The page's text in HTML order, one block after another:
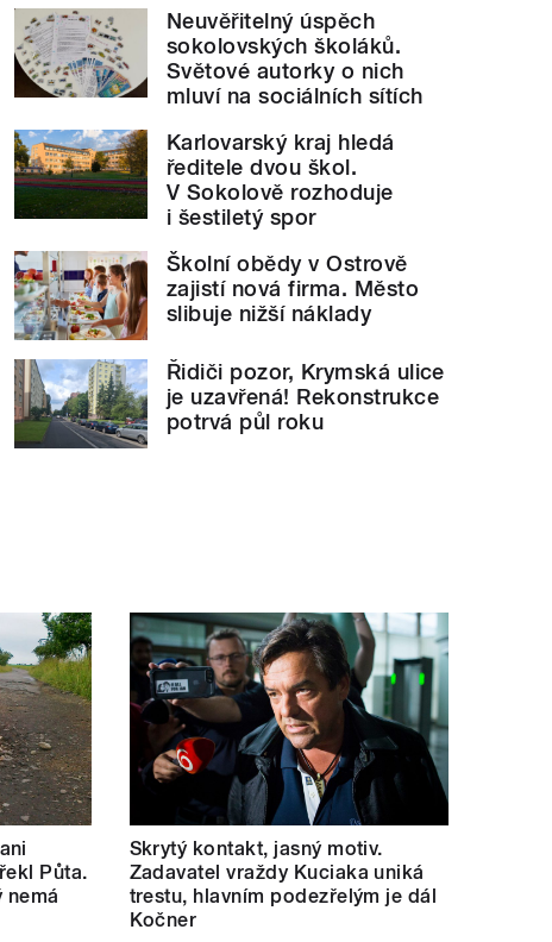
Neuvěřitelný úspěch
sokolovských školáků.
Světové autorky o nich
mluví na sociálních sítích
Karlovarský kraj hledá
ředitele dvou škol.
V Sokolově rozhoduje
i šestiletý spor
Školní obědy v Ostrově
zajistí nová firma. Město
slibuje nižší náklady
Řidiči pozor, Krymská ulice
je uzavřená! Rekonstrukce
potrvá půl roku
Půta.
nemá
Skrytý kontakt, jasný motiv.
Zadavatel vraždy Kuciaka uniká
trestu, hlavním podezřelým je dál
Kočner